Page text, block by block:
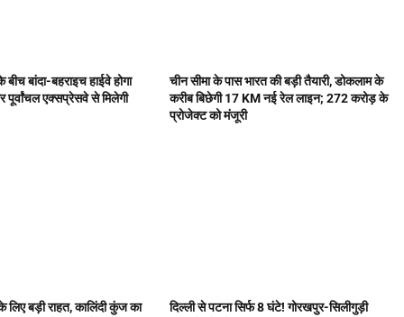
बीच बांदा-बहराइच हाईवे होगा
पूर्वांचल एक्सप्रेसवे से मिलेगी
चीन सीमा के पास भारत की बड़ी तैयारी, डोकलाम के
करीब बिछेगी 17 KM नई रेल लाइन; 272 करोड़ के
प्रोजेक्ट को मंजूरी
लिए बड़ी राहत, कालिंदी कुंज का दिल्ली से पटना सिर्फ 8 घंटे! गोरखपुर-सिलीगुड़ी